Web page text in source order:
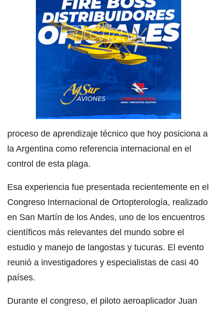
proceso de aprendizaje técnico que hoy posiciona a
la Argentina como referencia internacional en el
control de esta plaga.
Esa experiencia fue presentada recientemente en el
Congreso Internacional de Ortopterología, realizado
en San Martín de los Andes, uno de los encuentros
científicos más relevantes del mundo sobre el
estudio y manejo de langostas y tucuras. El evento
reunió a investigadores y especialistas de casi 40
países.
Durante el congreso, el piloto aeroaplicador Juan